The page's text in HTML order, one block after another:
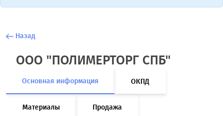
Назад
ООО "ПОЛИМЕРТОРГ СПБ"
Основная информация ОКПД
Материалы Продажа